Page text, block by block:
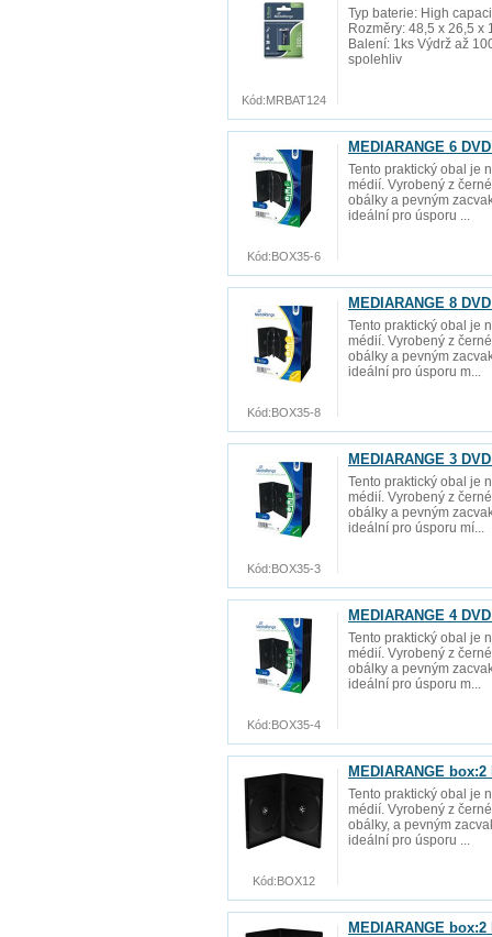
Typ baterie: High
Rozměry: 48,5 x 26,5 x
Balení: 1ks Výdrž až
spolehliv
Kód:MRBAT124
MEDIARANGE 6
Tento praktický obal je
médií. Vyrobený z
obálky a pevným
ideální pro úsporu ...
Kód:BOX35-6
MEDIARANGE 8
Tento praktický obal je
médií. Vyrobený z
obálky a pevným
ideální pro úsporu m...
Kód:BOX35-8
MEDIARANGE 3
Tento praktický obal je
médií. Vyrobený z
obálky a pevným
ideální pro úsporu mí...
Kód:BOX35-3
MEDIARANGE 4
Tento praktický obal je
médií. Vyrobený z
obálky a pevným
ideální pro úsporu m...
Kód:BOX35-4
MEDIARANGE
Tento praktický obal je
médií. Vyrobený z
obálky, a pevným
ideální pro úsporu ...
Kód:BOX12
MEDIARANGE